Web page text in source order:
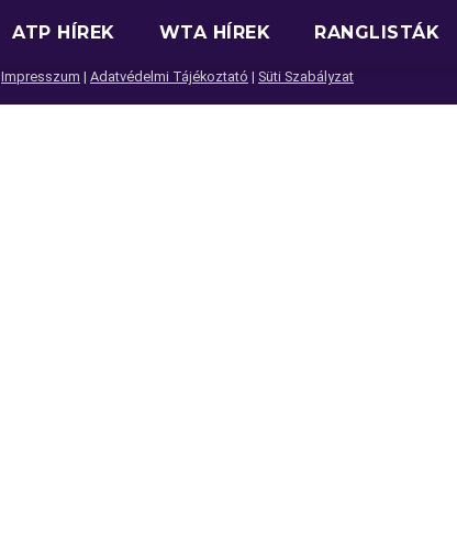
ATP HÍREK WTA HÍREK RANGLISTÁK
Impresszum | Adatvédelmi Tájékoztató | Süti Szabályzat